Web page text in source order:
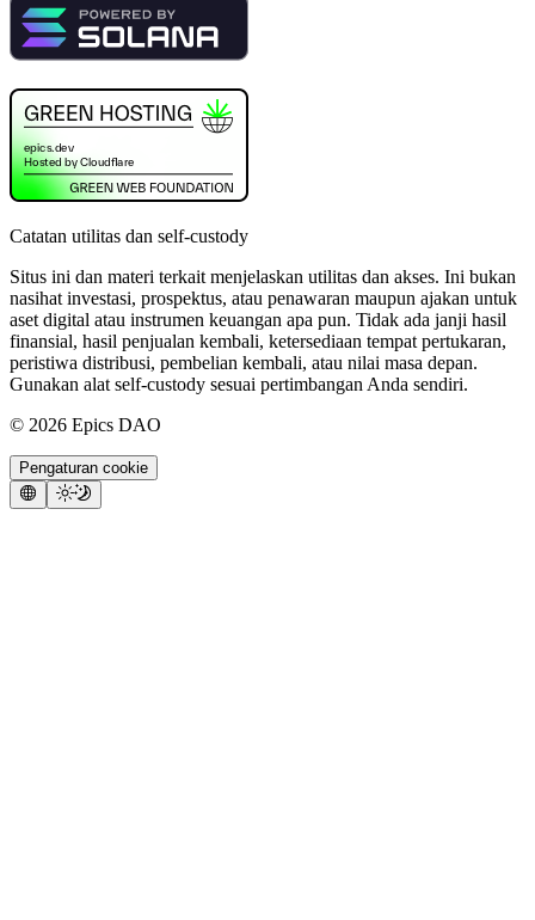
Catatan utilitas dan self-custody
Situs ini dan materi terkait menjelaskan utilitas dan akses. Ini bukan
nasihat investasi, prospektus, atau penawaran maupun ajakan untuk
aset digital atau instrumen keuangan apa pun. Tidak ada janji hasil
finansial, hasil penjualan kembali, ketersediaan tempat pertukaran,
peristiwa distribusi, pembelian kembali, atau nilai masa depan.
Gunakan alat self-custody sesuai pertimbangan Anda sendiri.
© 2026 Epics DAO
Pengaturan cookie